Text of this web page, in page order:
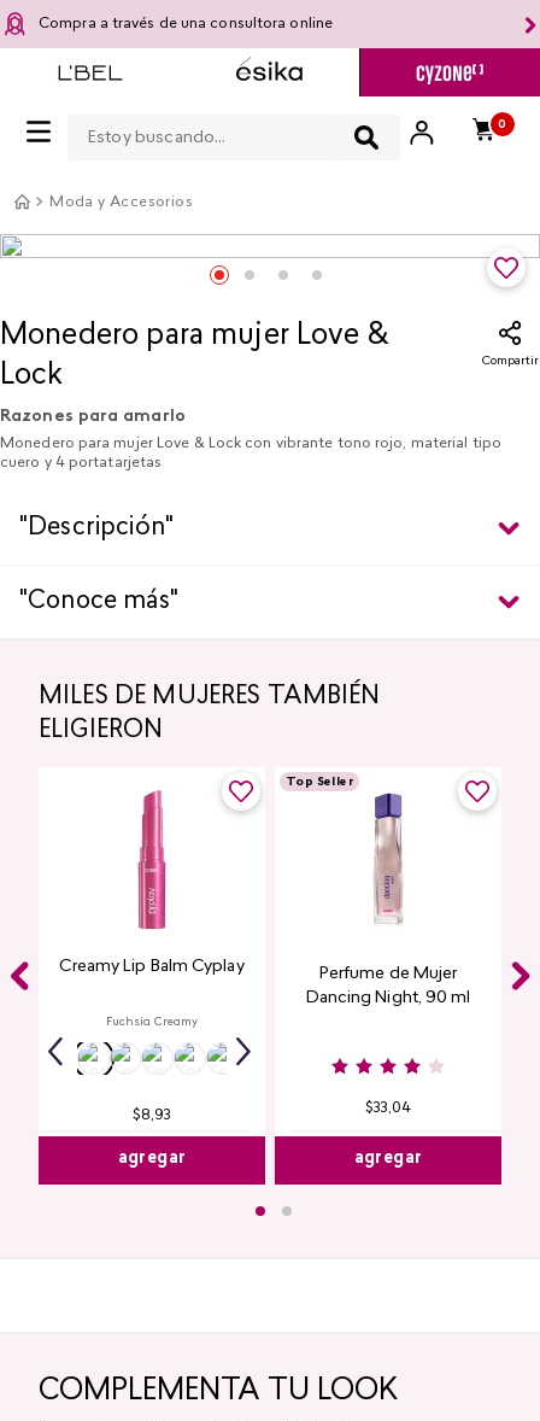
Compra a través de una consultora online
0
Moda y Accesorios
Monedero para mujer Love &
Lock
Compartir
Razones para amarlo
Monedero para mujer Love & Lock con vibrante tono rojo, material tipo
cuero y 4 portatarjetas
"Descripción"
"Conoce más"
MILES DE MUJERES TAMBIÉN
ELIGIERON
Creamy Lip Balm Cyplay
Fuchsia Creamy
$8,93
agregar
Top Seller
Perfume de Mujer
Dancing Night, 90 ml
$33,04
agregar
COMPLEMENTA TU LOOK